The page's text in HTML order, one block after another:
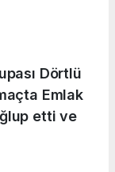
Dörtlü
Emlak
etti ve